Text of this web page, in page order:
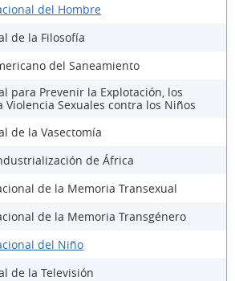
del Hombre
de la Filosofía
del Saneamiento
para Prevenir la Explotación, los
Violencia Sexuales contra los Niños
de la Vasectomía
de África
de la Memoria Transexual
de la Memoria Transgénero
del Niño
de la Televisión